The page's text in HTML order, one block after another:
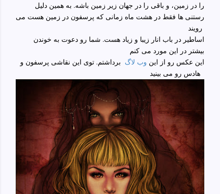
را در زمین‌، و باقی‌ را در جهان‌ زیر زمین‌ باشه. به همین دلیل
رستنی ها فقط در هشت ماه زمانی که پرسفون در زمین هست می
بیشتر در این مورد می کنم
این عکس رو از این وب لاگ برداشتم. توی این نقاشی پرسفون و